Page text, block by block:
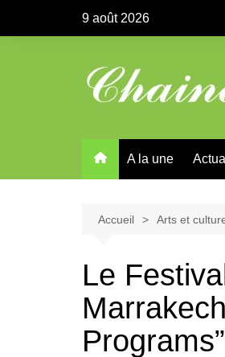
9 août 2026
A la une
Accueil Arts et
Le
Programs”